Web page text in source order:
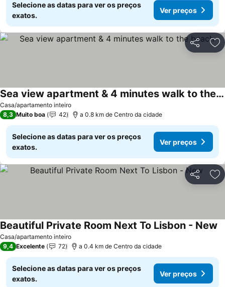
Selecione as datas para ver os preços
exatos.
Ver preços
Partilhar
Casa/apartamento inteiro
Sea view apartment & 4 minutes walk to the beach
Ver preços
8,3 Muito boa 42 a 0.8 km de Centro da cidade
Selecione as datas para ver os preços
exatos.
Ver preços
Partilhar
Casa/apartamento inteiro
Beautiful Private Room Next To Lisbon - New
9,4 Excelente 72 a 0.4 km de Centro da cidade
Selecione as datas para ver os preços
exatos.
Ver preços